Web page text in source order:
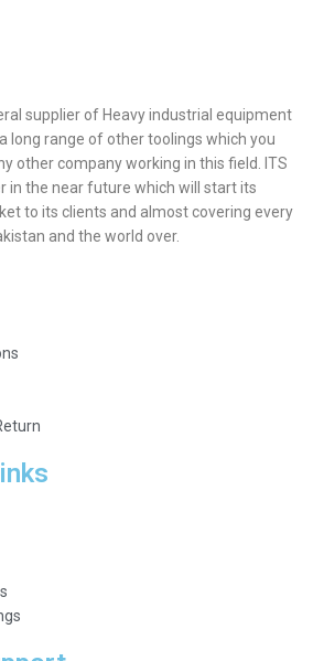
supplier of Heavy industrial equipment
long range of other toolings which you
other company working in this field. ITS
in the near future which will start its
to its clients and almost covering every
and the world over.